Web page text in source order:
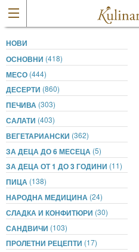
НОВИ
ОСНОВНИ (418)
МЕСО (444)
ДЕСЕРТИ (860)
ПЕЧИВА (303)
САЛАТИ (403)
ВЕГЕТАРИАНСКИ (362)
ЗА ДЕЦА ДО 6 МЕСЕЦА (5)
ЗА ДЕЦА ОТ 1 ДО 3 ГОДИНИ (11)
ПИЦА (138)
НАРОДНА МЕДИЦИНА (24)
СЛАДКА И КОНФИТЮРИ (30)
САНДВИЧИ (103)
ПРОЛЕТНИ РЕЦЕПТИ (17)